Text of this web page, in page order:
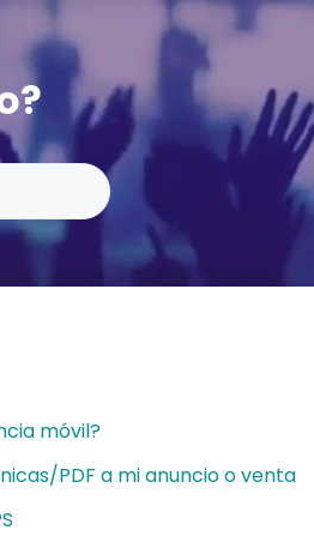
móvil?
PDF a mi anuncio o venta